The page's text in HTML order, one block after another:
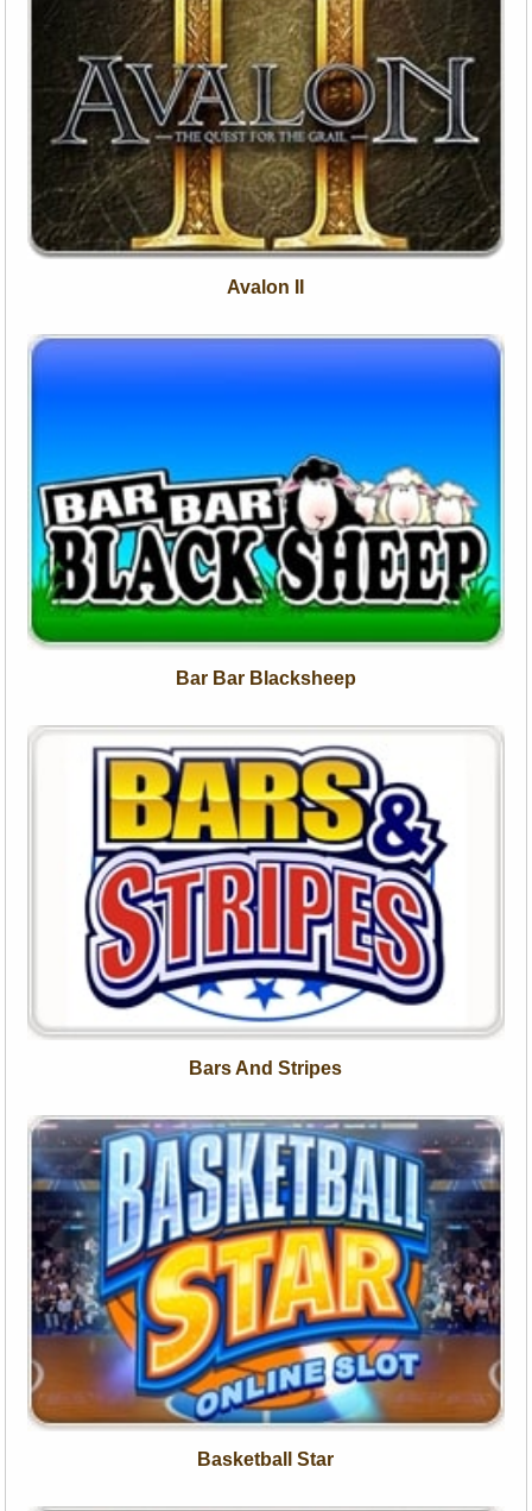
Avalon II
Bar Bar Blacksheep
Bars And Stripes
Basketball Star